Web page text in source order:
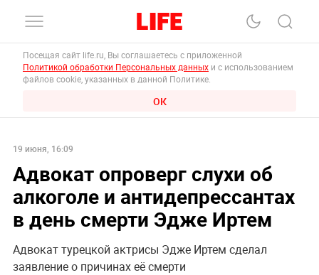
Посещая сайт life.ru, Вы соглашаетесь с приложенной
Политикой обработки Персональных данных и с использованием
файлов cookie, указанных в данной Политике.
ОК
19 июня, 16:09
Адвокат опроверг слухи об
алкоголе и антидепрессантах
в день смерти Эдже Иртем
Адвокат турецкой актрисы Эдже Иртем сделал
заявление о причинах её смерти